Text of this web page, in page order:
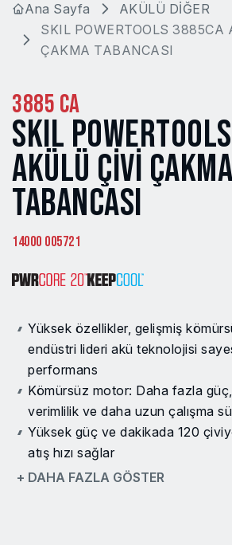
Ana Sayfa
AKÜLÜ DİĞER
SKIL POWERTOOLS 3885CA
ÇAKMA TABANCASI
3885 CA
SKIL
AKÜLÜ ÇİVİ ÇAKMA
TABANCASI
14000 005721
Yüksek özellikler, gelişmiş
endüstri lideri akü teknolojisi
performans
Kömürsüz motor: Daha fazla
verimlilik ve daha uzun çalışma
Yüksek güç ve dakikada 120
atış hızı sağlar
Aletsiz derinlik ayarı: Derinlik ayar
+ DAHA FAZLA GÖSTER